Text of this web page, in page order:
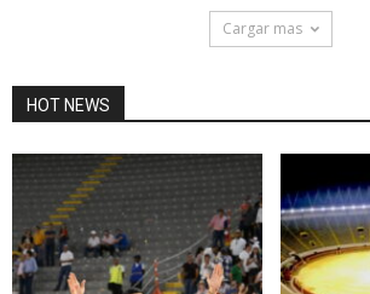
Cargar mas
HOT NEWS